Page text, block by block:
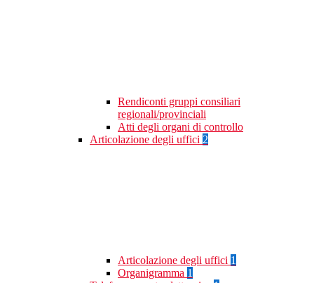
Rendiconti gruppi consiliari
regionali/provinciali
Atti degli organi di controllo
Articolazione degli uffici 2
Articolazione degli uffici 1
Organigramma 1